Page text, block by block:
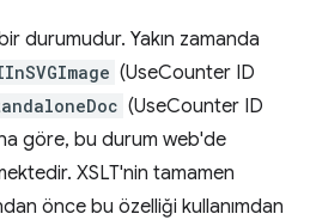
durumudur. Yakın zamanda
(UseCounter ID
(UseCounter ID
göre, bu durum web'de
XSLT'nin tamamen
önce bu özelliği kullanımdan